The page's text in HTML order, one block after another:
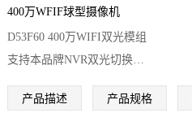
400万WFIF球型摄像机
D53F60 400万WIFI双光模组
支持本品牌NVR双光切换
产品描述
产品规格